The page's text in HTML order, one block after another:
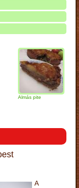
Almás pite
A